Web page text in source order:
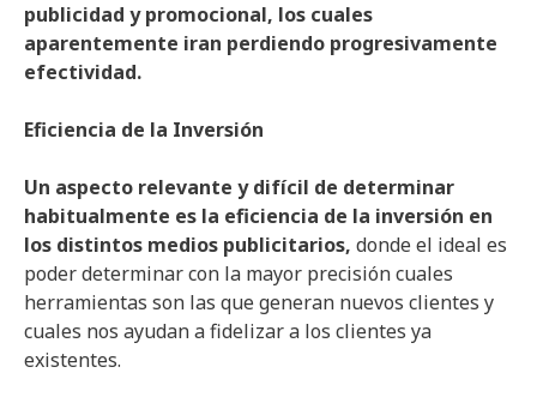
publicidad y promocional, los cuales
aparentemente iran perdiendo progresivamente
efectividad.
Eficiencia de la Inversión
Un aspecto relevante y difícil de determinar
habitualmente es la eficiencia de la inversión en
los distintos medios publicitarios, donde el ideal es
poder determinar con la mayor precisión cuales
herramientas son las que generan nuevos clientes y
cuales nos ayudan a fidelizar a los clientes ya
existentes.